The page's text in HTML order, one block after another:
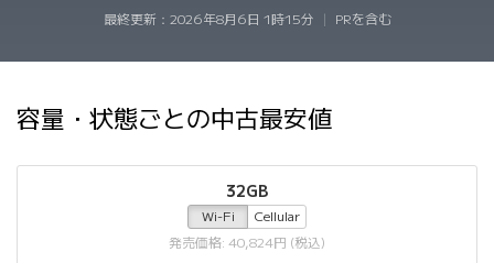
最終更新： 2026年8月6日 1時15分 PRを含む
容量・状態ごとの中古最安値
32GB
Wi-Fi
Cellular
発売価格: 40,824円 (税込)